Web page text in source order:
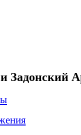
Задонский